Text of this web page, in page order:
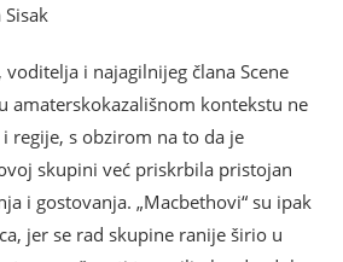
Sisak
voditelja i najagilnijeg člana Scene
amaterskokazališnom kontekstu ne
regije, s obzirom na to da je
skupini već priskrbila pristojan
i gostovanja. „Macbethovi“ su ipak
jer se rad skupine ranije širio u